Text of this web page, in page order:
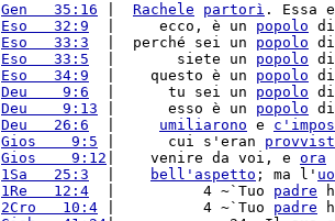
Gen   35:16 Rachele partorì . Essa
Eso   32:9
  |     ecco, è un
popolo
Eso   33:3
  |  perché sei un
popolo
Eso   33:5
  |       siete un
popolo
Eso   34:9
  |    questo è un
popolo
Deu    9:6
  |      tu sei un
popolo
Deu    9:13 |      esso è un popolo
Deu   26:6 umiliarono e c'
Gios    9:5 |      cui s'eran
Gios    9:12 |    venire da voi, e ora
1Sa   25:3 bell' aspetto ; ma l'
1Re   12:4
  |          4 ~`Tuo
padre
2Cro   10:4 |          4 ~`Tuo padre